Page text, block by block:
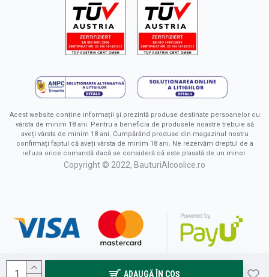
ADAUGĂ ÎN COŞ
Acest website conține informații și prezintă produse destinate persoanelor cu
vârsta de minim 18 ani. Pentru a beneficia de produsele noastre trebuie să
aveți vârsta de minim 18 ani. Cumpărând produse din magazinul nostru
confirmați faptul că aveți vârsta de minim 18 ani. Ne rezervăm dreptul de a
refuza orice comandă dacă se consideră că este plasată de un minor.
Copyright © 2022, BauturiAlcoolice.ro